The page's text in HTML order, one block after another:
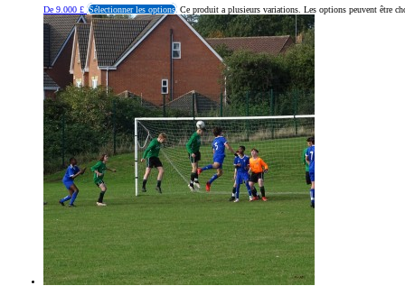
De 9.000 £ Sélectionner les options Ce produit a plusieurs variations. Les options peuvent être